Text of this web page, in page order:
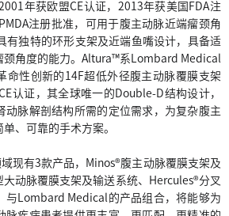
年获欧盟CE认证，2013年获美国FDA注
注册批准，可用于腹主动脉近端瘤颈角
有独特的环形支架及近端鱼嘴设计，具备适
颈角度的能力。Altura™系Lombard Medical
命性创新的14F超低外径腹主动脉覆膜支架
认证，其全球唯一的Double-D结构设计，
动脉解剖结构所需的定位需求，为复杂腹主
、可靠的手术方案。
现有3款产品，Minos®腹主动脉覆膜支架及
动脉覆膜支架及输送系统、Hercules®分叉
与Lombard Medical的产品组合，将能够为